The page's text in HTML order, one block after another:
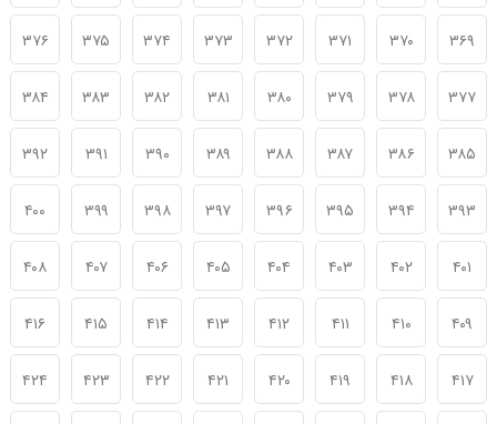
۳۶۹ ۳۷۰ ۳۷۱ ۳۷۲ ۳۷۳ ۳۷۴ ۳۷۵ ۳۷۶
۳۷۷ ۳۷۸ ۳۷۹ ۳۸۰ ۳۸۱ ۳۸۲ ۳۸۳ ۳۸۴
۳۸۵ ۳۸۶ ۳۸۷ ۳۸۸ ۳۸۹ ۳۹۰ ۳۹۱ ۳۹۲
۳۹۳ ۳۹۴ ۳۹۵ ۳۹۶ ۳۹۷ ۳۹۸ ۳۹۹ ۴۰۰
۴۰۱ ۴۰۲ ۴۰۳ ۴۰۴ ۴۰۵ ۴۰۶ ۴۰۷ ۴۰۸
۴۰۹ ۴۱۰ ۴۱۱ ۴۱۲ ۴۱۳ ۴۱۴ ۴۱۵ ۴۱۶
۴۱۷ ۴۱۸ ۴۱۹ ۴۲۰ ۴۲۱ ۴۲۲ ۴۲۳ ۴۲۴